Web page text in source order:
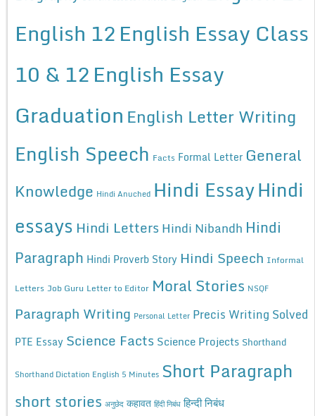
English 12English Essay Class
10 & 12English Essay
Graduation English Letter Writing
English Speech Facts Formal Letter General
Knowledge Hindi Anuched Hindi EssayHindi
essays Hindi Letters Hindi Nibandh Hindi
Paragraph Hindi Proverb Story Hindi Speech Informal
Letters Job Guru Letter to Editor Moral Stories NSQF
Paragraph Writing Personal Letter Precis Writing Solved
PTE Essay Science Facts Science Projects Shorthand
Shorthand Dictation English 5 Minutes Short Paragraph
short stories अनुछेद कहावत हिंदी निबंध हिन्दी निबंध